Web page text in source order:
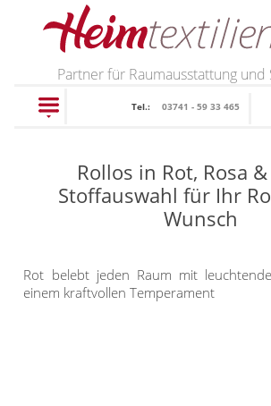
PRODUKTE
Plissee
Plissee nach Maß
Faltstores in
Standardgrößen
Rollos nach Maß
Rollos in Standardgrößen
Partner für Raumausstattung und
Tel.: 03741 - 59 33 465
Rollos in Rot, Rosa
Stoffauswahl für Ihr
Wunsch
Rot belebt jeden Raum mit
einem kraftvollen Temperament